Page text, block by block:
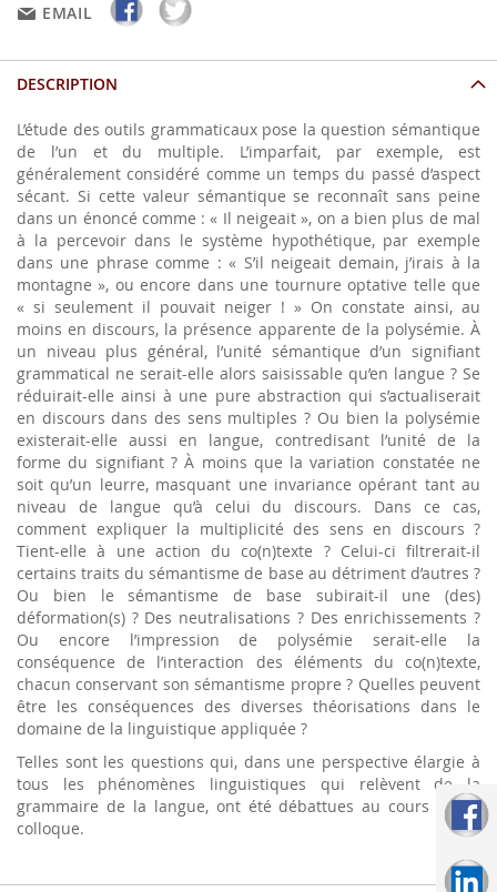
EMAIL
DESCRIPTION
L’étude des outils grammaticaux pose la question sémantique
de l’un et du multiple. L’imparfait, par exemple, est
généralement considéré comme un temps du passé d’aspect
sécant. Si cette valeur sémantique se reconnaît sans peine
dans un énoncé comme : « Il neigeait », on a bien plus de mal
à la percevoir dans le système hypothétique, par exemple
dans une phrase comme : « S’il neigeait demain, j’irais à la
montagne », ou encore dans une tournure optative telle que
« si seulement il pouvait neiger ! » On constate ainsi, au
moins en discours, la présence apparente de la polysémie. À
un niveau plus général, l’unité sémantique d’un signifiant
grammatical ne serait-elle alors saisissable qu’en langue ? Se
réduirait-elle ainsi à une pure abstraction qui s’actualiserait
en discours dans des sens multiples ? Ou bien la polysémie
existerait-elle aussi en langue, contredisant l’unité de la
forme du signifiant ? À moins que la variation constatée ne
soit qu’un leurre, masquant une invariance opérant tant au
niveau de langue qu’à celui du discours. Dans ce cas,
comment expliquer la multiplicité des sens en discours ?
Tient-elle à une action du co(n)texte ? Celui-ci filtrerait-il
certains traits du sémantisme de base au détriment d’autres ?
Ou bien le sémantisme de base subirait-il une (des)
déformation(s) ? Des neutralisations ? Des enrichissements ?
Ou encore l’impression de polysémie serait-elle la
conséquence de l’interaction des éléments du co(n)texte,
chacun conservant son sémantisme propre ? Quelles peuvent
être les conséquences des diverses théorisations dans le
domaine de la linguistique appliquée ?
Telles sont les questions qui, dans une perspective élargie à
tous les phénomènes linguistiques qui relèvent de la
grammaire de la langue, ont été débattues au cours de ce
colloque.